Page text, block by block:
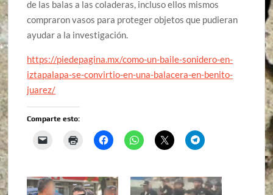
de las balas a las coladeras, incluso ellos mismos
compraron vasos para proteger objetos que pudieran
ayudar a la investigación.
https://piedepagina.mx/como-un-baile-sonidero-en-
iztapalapa-se-convirtio-en-una-balacera-en-benito-
juarez/
Comparte esto: